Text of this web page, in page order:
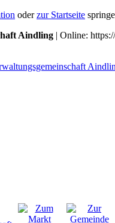
oderzur Startseite
Aindling | Online: